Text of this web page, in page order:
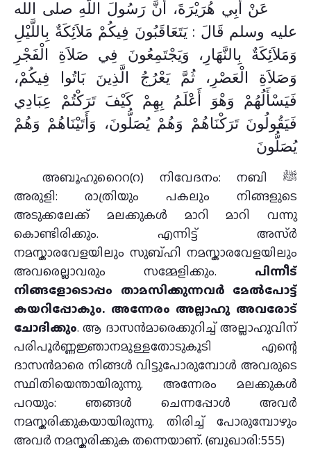
عَنْ أَبِي هُرَيْرَةَ، أَنَّ رَسُولَ اللَّهِ صلى الله
عليه وسلم قَالَ ‏: يَتَعَاقَبُونَ فِيكُمْ مَلاَئِكَةٌ بِاللَّيْلِ
وَمَلاَئِكَةٌ بِالنَّهَارِ، وَيَجْتَمِعُونَ فِي صَلاَةِ الْفَجْرِ
وَصَلاَةِ الْعَصْرِ، ثُمَّ يَعْرُجُ الَّذِينَ بَاتُوا فِيكُمْ،
فَيَسْأَلُهُمْ وَهْوَ أَعْلَمُ بِهِمْ كَيْفَ تَرَكْتُمْ عِبَادِي
فَيَقُولُونَ تَرَكْنَاهُمْ وَهُمْ يُصَلُّونَ، وَأَتَيْنَاهُمْ وَهُمْ
يُصَلُّونَ ‏‏
അബൂഹുറൈറ(റ) നിവേദനം: നബി ﷺ
അരുളി: രാത്രിയും പകലും നിങ്ങളുടെ
അടുക്കലേക്ക്‌ മലക്കുകള്‍ മാറി മാറി വന്നു
കൊണ്ടിരിക്കും. എന്നിട്ട്‌ അസ്ര്‍
നമസ്കാരവേളയിലും സുബ്ഹി നമസ്കാരവേളയിലും
അവരെല്ലാവരും സമ്മേളിക്കും. പിന്നീട്‌
നിങ്ങളോടൊപ്പം താമസിക്കുന്നവര്‍ മേല്‍പോട്ട്‌
കയറിപ്പോകും. അന്നേരം അല്ലാഹു അവരോട്‌
ചോദിക്കും. ആ ദാസന്‍മാരെക്കുറിച്ച്‌ അല്ലാഹുവിന്‌
പരിപൂര്‍ണ്ണജ്ഞാനമുള്ളതോടുകൂടി എന്റെ
ദാസന്‍മാരെ നിങ്ങള്‍ വിട്ടുപോരുമ്പോള്‍ അവരുടെ
സ്ഥിതിയെന്തായിരുന്നു. അന്നേരം മലക്കുകള്‍
പറയും: ഞങ്ങള്‍ ചെന്നപ്പോള്‍ അവര്‍
നമസ്കരിക്കുകയായിരുന്നു. തിരിച്ച് പോരുമ്പോഴും
അവര്‍ നമസ്കരിക്കുക തന്നെയാണ്‌. (ബുഖാരി:555)